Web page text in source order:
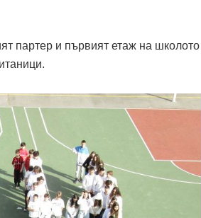
партер и първият етаж на школото